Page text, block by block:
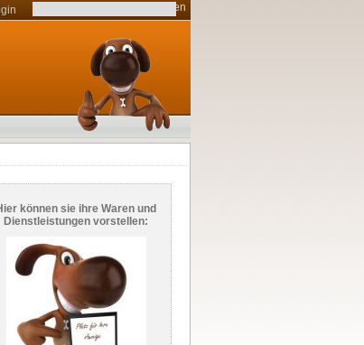
können sie ihre Waren und
Dienstleistungen vorstellen: